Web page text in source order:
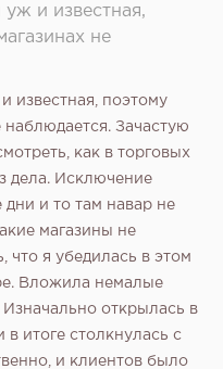
и известная,
не
известная, поэтому
Зачастую
как в торговых
дела. Исключение
и то там навар не
магазины не
я убедилась в этом
Вложила немалые
открылась в
итоге столкнулась с
и клиентов было